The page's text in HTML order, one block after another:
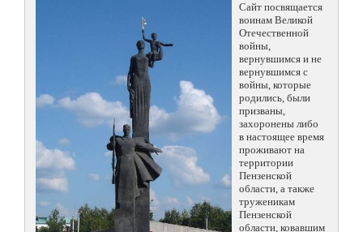
Сайт посвящается
воинам Великой
Отечественной
войны,
вернувшимся и не
вернувшимся с
войны, которые
родились, были
призваны,
захоронены либо
в настоящее время
проживают на
территории
Пензенской
области, а также
труженикам
Пензенской
области, ковавшим